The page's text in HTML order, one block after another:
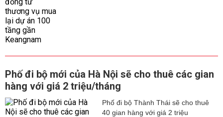
Phố đi bộ mới của Hà Nội sẽ cho thuê các gian
hàng với giá 2 triệu/tháng
Phố đi bộ Thành Thái sẽ cho thuê
40 gian hàng với giá 2 triệu